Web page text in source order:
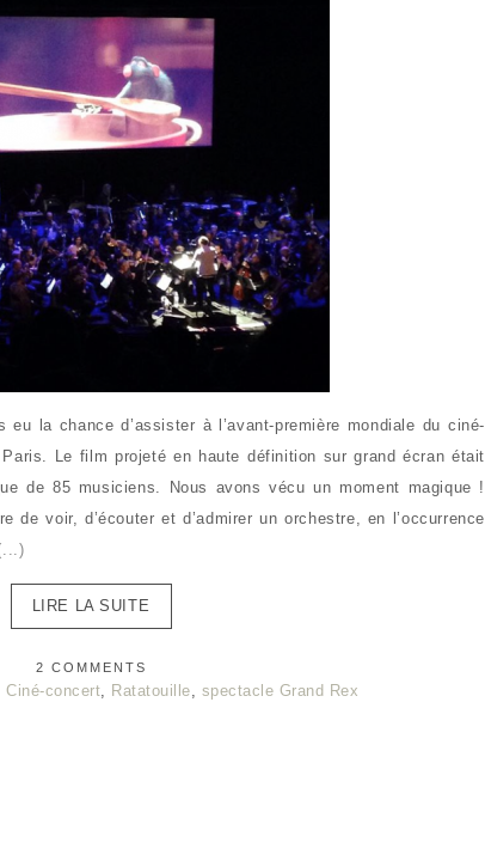
la chance d’assister à l’avant-première mondiale du ciné-
Le film projeté en haute définition sur grand écran était
de 85 musiciens. Nous avons vécu un moment magique !
de voir, d’écouter et d’admirer un orchestre, en l’occurrence
LIRE LA SUITE
2 COMMENTS
Ciné-concert, Ratatouille, spectacle Grand Rex